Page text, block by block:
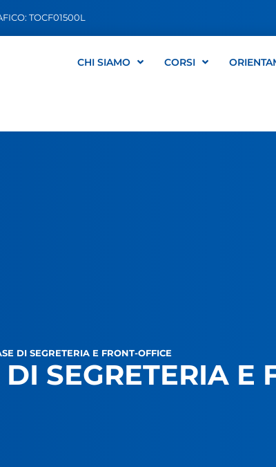
TOCF01500L
CHI SIAMO CORSI
DI SEGRETERIA E FRONT-OFFICE
SEGRETERIA E